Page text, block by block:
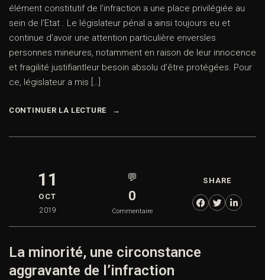
élément constitutif de l’infraction a une place privilégiée au
sein de l’Etat . Le législateur pénal a ainsi toujours eu et
continue d’avoir une attention particulière enversles
personnes mineures, notamment en raison de leur innocence
et fragilité justifiantleur besoin absolu d’être protégées. Pour
ce, législateur a mis […]
CONTINUER LA LECTURE
11
OCT
2019
💬
0
Commentaire
SHARE
La minorité, une circonstance
aggravante de l’infraction